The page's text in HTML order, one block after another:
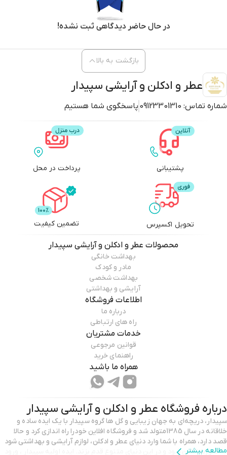
در حال حاضر دیدگاهی ثبت نشده!
عطر و ادکلن و آرایشی سپیدار
شماره تماس: 09123301310 پاسخگوی شما هستیم
بازگشت به بالا
پشتیبانی پرداخت در محل
تحویل اکسپرس تضمین کیفیت
محصولات عطر و ادکلن و آرایشی سپیدار
بهداشت خانگی
مادر و کودک
بهداشت شخصی
آرایشی و بهداشتی
اطلاعات فروشگاه
درباره ما
راه های ارتباطی
خدمات مشتریان
قوانین مرجوعی
راهنمای خرید
همراه ما باشید
درباره فروشگاه عطر و ادکلن و آرایشی سپیدار
سپیدار، دریچه‌ای به جهان زیبایی و گل ها گروه سپیدار با یک ایده‌ ساده و
خلاقانه در سال 1385متولد شد و فروشگاه افلاین خودرا راه اندازی کرد و حالا
قصد دارد، همراه با شما وارد دنیای عطر و ادکلن، لوازم آرایشی و بهداشتی شود
مطالعه بیشتر